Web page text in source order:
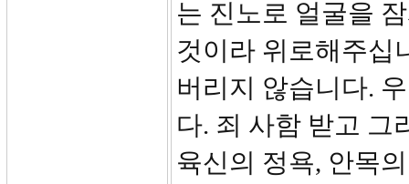
는 진노로 얼굴을
것이라 위로해주십
버리지 않습니다.
다. 죄 사함 받고 그
육신의 정욕, 안목